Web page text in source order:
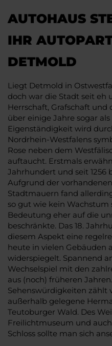
AUTOHAUS
IHR
DETMOLD
Liegt Detmold in
doch war die Stadt seit
Herrschaft, Grafschaft und
über einige Jahre sogar
Eigenständigkeit wird
Nordrhein-Westfalens
Rose neben dem
auftaucht. Erstmals
Jahrhundert und seit 1256
Aufgrund der
Stadtmauern fand
so gut wie kein Wachstum
Bedeutung eher auf die
beschränkte. Das 18.
diesem Aspekt eine
heute in vielen Gebäuden
widerspiegelt. Spannend
Wechselspiel mit den
aus (noch) früheren
Sehenswürdigkeiten zählt
außerhalb gelegene
Teutoburger Wald. Des
Freilichtmuseum und
Schloss sollte man sich